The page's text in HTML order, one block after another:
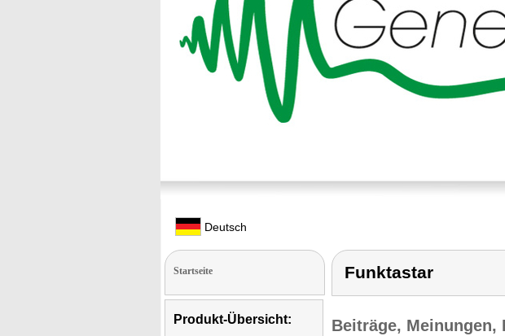
Deutsch
Startseite
Produkt-Übersicht:
Funktastar
Beiträge, Meinungen,